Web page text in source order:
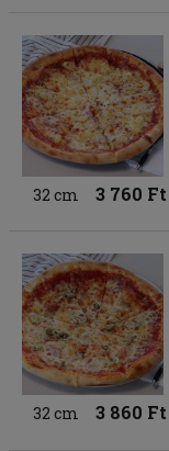
32 cm 3 760 Ft
32 cm 3 860 Ft